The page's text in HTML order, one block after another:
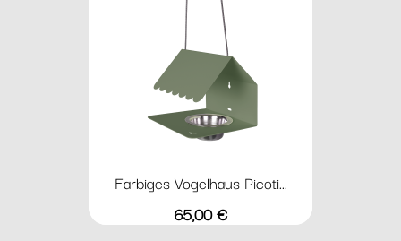
Farbiges Vogelhaus Picoti...
Preis
65,00 €